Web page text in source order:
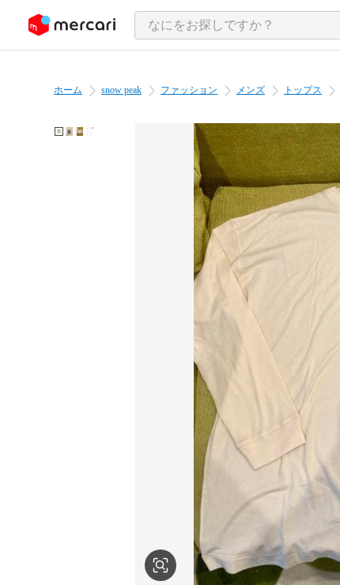
ツにスキップ
ホーム snow peak ファッション メンズ トップス